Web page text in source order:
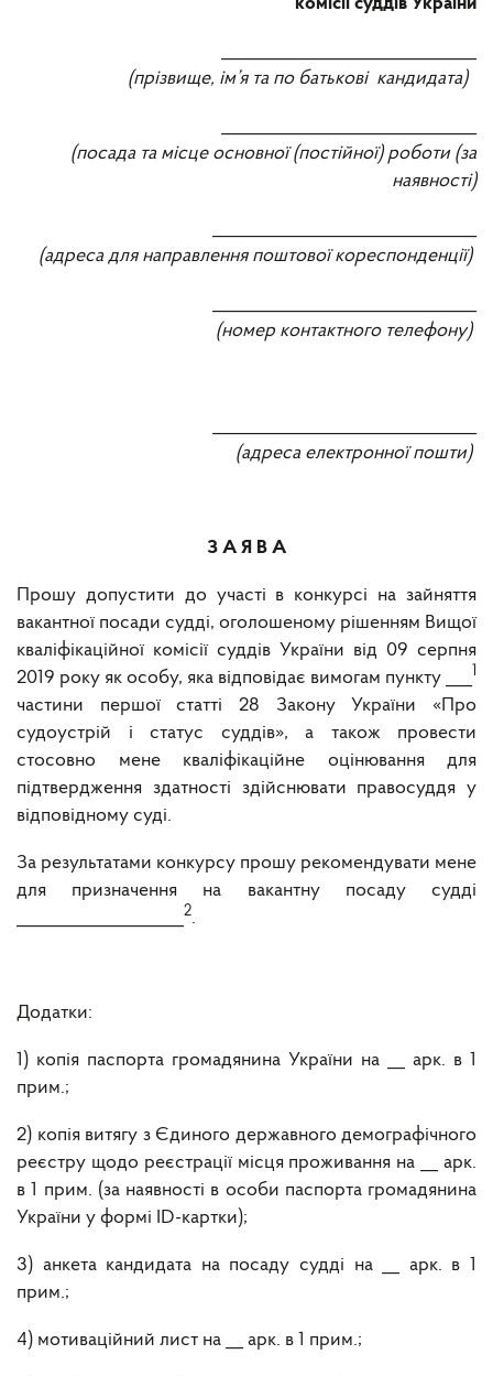
(прізвище, ім’я та по батькові кандидата)
(посада та місце основної (постійної) роботи (за
наявності)
(адреса для направлення поштової кореспонденції)
(номер контактного телефону)
(адреса електронної пошти)
З А Я В А
Прошу допустити до участі в конкурсі на зайняття
вакантної посади судді, оголошеному рішенням Вищої
кваліфікаційної комісії суддів України від 09 серпня
2019 року як особу, яка відповідає вимогам пункту ___
частини першої статті 28 Закону України «Про
судоустрій і статус суддів», а також провести
стосовно мене кваліфікаційне оцінювання для
підтвердження здатності здійснювати правосуддя у
відповідному суді.
За результатами конкурсу прошу рекомендувати мене
для призначення на вакантну посаду судді
2.
Додатки:
1) копія паспорта громадянина України на __ арк. в 1
прим.;
2) копія витягу з Єдиного державного демографічного
реєстру щодо реєстрації місця проживання на __ арк.
в 1 прим. (за наявності в особи паспорта громадянина
України у формі ID-картки);
3) анкета кандидата на посаду судді на __ арк. в 1
прим.;
4) мотиваційний лист на __ арк. в 1 прим.;